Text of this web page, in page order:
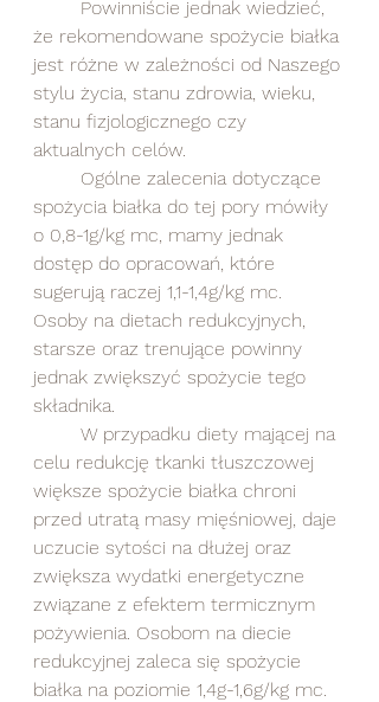
że rekomendowane spożycie białka
jest różne w zależności od Naszego
stylu życia, stanu zdrowia, wieku,
stanu fizjologicznego czy
aktualnych celów.
spożycia białka do tej pory mówiły
o 0,8-1g/kg mc, mamy jednak
dostęp do opracowań, które
sugerują raczej 1,1-1,4g/kg mc.
Osoby na dietach redukcyjnych,
starsze oraz trenujące powinny
jednak zwiększyć spożycie tego
składnika.
celu redukcję tkanki tłuszczowej
większe spożycie białka chroni
przed utratą masy mięśniowej, daje
uczucie sytości na dłużej oraz
zwiększa wydatki energetyczne
związane z efektem termicznym
pożywienia. Osobom na diecie
redukcyjnej zaleca się spożycie
białka na poziomie 1,4g-1,6g/kg mc.